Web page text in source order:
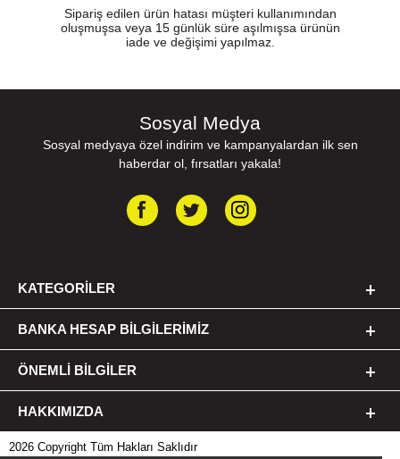
Sipariş edilen ürün hatası müşteri kullanımından
oluşmuşsa veya 15 günlük süre aşılmışsa ürünün
iade ve değişimi yapılmaz.
Sosyal Medya
Sosyal medyaya özel indirim ve kampanyalardan ilk sen
haberdar ol, fırsatları yakala!
KATEGORILER
BANKA HESAP BILGILERIMIZ
ÖNEMLI BILGILER
HAKKIMIZDA
2026 Copyright Tüm Hakları Saklıdır